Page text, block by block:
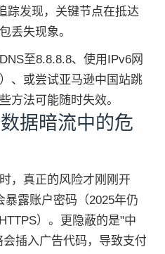
踪发现，关键节点在抵达
丢失现象。
至8.8.8.8、使用IPv6网
、或尝试亚马逊中国站跳
方法可能随时失效。
据暗流中的危
，真正的风险才刚刚开
露账户密码（2025年仍
）。更隐蔽的是"中
插入广告代码，导致支付